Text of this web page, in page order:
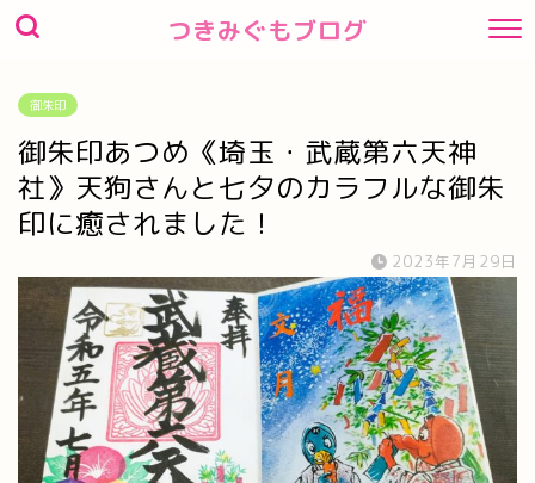
つきみぐもブログ
御朱印
御朱印あつめ《埼玉・武蔵第六天神
社》天狗さんと七夕のカラフルな御朱
印に癒されました！
2023年7月29日